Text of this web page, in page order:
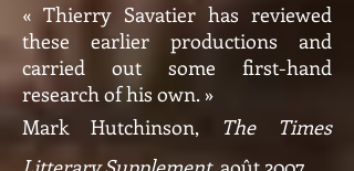
« Thierry Savatier has reviewed
these earlier productions and
carried out some first-hand
research of his own. »
Mark Hutchinson, The Times